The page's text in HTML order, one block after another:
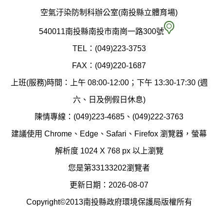
保
局
圖
空氣汙染防制科辦公室(南投縣立體育場)
540011南投縣南投市南崗一路300號 空
染
制
科
(南
TEL：(049)223-3753
FAX：(049)220-1687
上班(服務)時間：上午 08:00-12:00；下午 13:30-17:30 (週
六、日及例假日休息)
陳情專線：(049)223-4685、(049)222-3763
建議使用 Chrome、Edge、Safari、Firefox 瀏覽器，螢幕
解析度 1024 X 768 px 以上瀏覽
您是第33133202瀏覽者
更新日期：2026-08-07
Copyright©2013南投縣政府環境保護局版權所有